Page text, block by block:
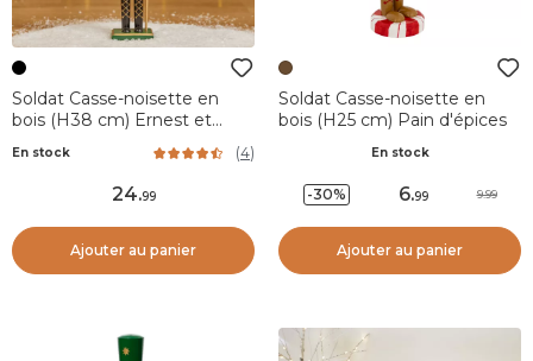
Soldat Casse-noisette en
bois (H38 cm) Ernest et
En stock (4)
24.99
Ajouter au panier
Soldat Casse-noisette en
bois (H25 cm) Pain d'épices
En stock
-30% 6.99 9.99
Ajouter au panier